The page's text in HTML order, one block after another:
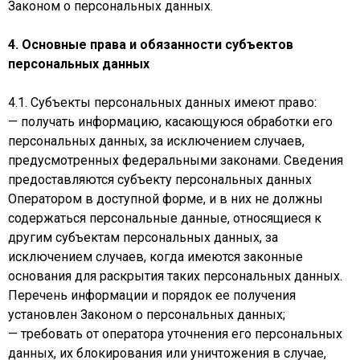
Законом о персональных данных.
4. Основные права и обязанности субъектов
персональных данных
4.1. Субъекты персональных данных имеют право:
— получать информацию, касающуюся обработки его
персональных данных, за исключением случаев,
предусмотренных федеральными законами. Сведения
предоставляются субъекту персональных данных
Оператором в доступной форме, и в них не должны
содержаться персональные данные, относящиеся к
другим субъектам персональных данных, за
исключением случаев, когда имеются законные
основания для раскрытия таких персональных данных.
Перечень информации и порядок ее получения
установлен Законом о персональных данных;
— требовать от оператора уточнения его персональных
данных, их блокирования или уничтожения в случае,